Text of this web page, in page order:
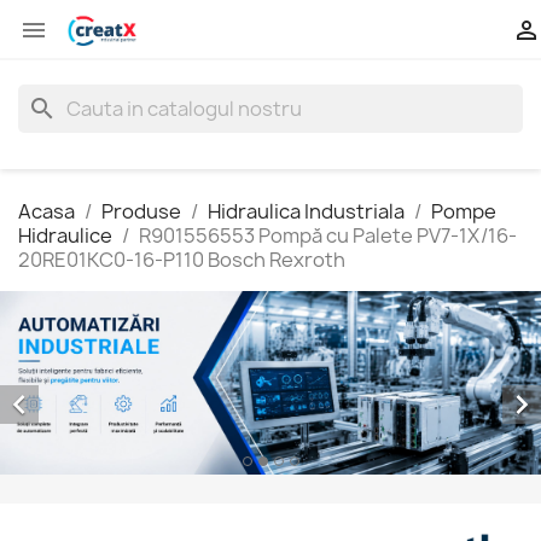
 
search
Acasa Produse Hidraulica Industriala
Pompe
Hidraulice
R901556553 Pompă cu Palete PV7-1X/16-
20RE01KC0-16-P110 Bosch Rexroth
 